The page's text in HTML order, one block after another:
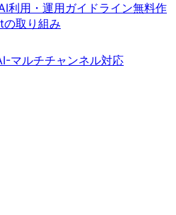
利用・運用ガイドライン無料作
の取り組み
マルチチャンネル対応